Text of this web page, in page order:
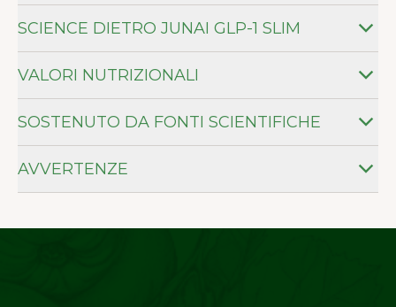
SCIENCE DIETRO JUNAI GLP-1 SLIM
VALORI NUTRIZIONALI
SOSTENUTO DA FONTI SCIENTIFICHE
AVVERTENZE